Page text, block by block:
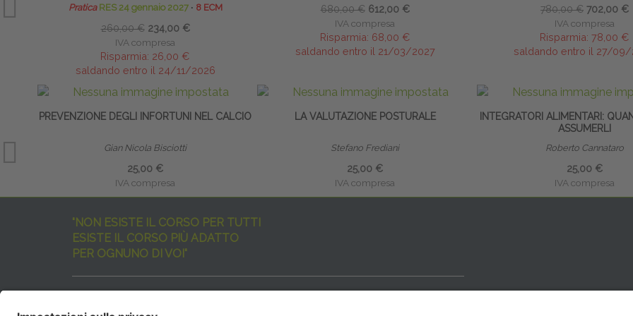
PraticaRES 24 gennaio 2027 ∙ 8 ECM
260,00 € 234,00 €
IVA compresa
Risparmia: 26,00 €
saldando entro il 24/11/2026
680,00 € 612,00 €
IVA compresa
Risparmia: 68,00 €
saldando entro il 21/03/2027
780,00 € 702,00 €
IVA compresa
Risparmia: 78,00 €
saldando entro il 27/09/
PREVENZIONE DEGLI INFORTUNI NEL CALCIO
Gian Nicola Bisciotti
25,00 €
IVA compresa
LA VALUTAZIONE POSTURALE
Stefano Frediani
25,00 €
IVA compresa
INTEGRATORI ALIMENTARI:
ASSUMERLI
Roberto Cannataro
25,00 €
IVA compresa
"NON ESISTE IL CORSO PER TUTTI
ESISTE IL CORSO PIÙ ADATTO
PER OGNUNO DI VOI"
ma rispondenti a diverse esigenze formative